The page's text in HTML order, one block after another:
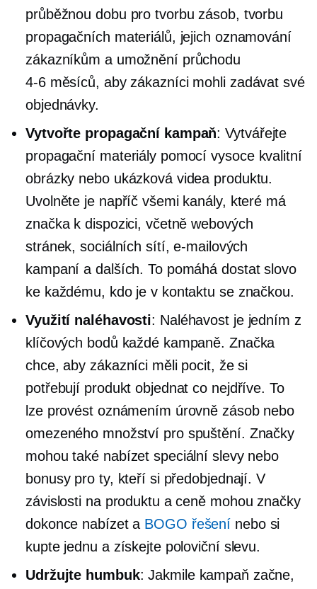
průběžnou dobu pro tvorbu zásob, tvorbu
propagačních materiálů, jejich oznamování
zákazníkům a umožnění průchodu
4-6měsíců, aby zákazníci mohli zadávat své
objednávky.
Vytvořte propagační kampaň: Vytvářejte
propagační materiály pomocívysoce kvalitní
obrázky nebo ukázková videa produktu.
Uvolněte je napříč všemi kanály, které má
značka k dispozici, včetně webových
stránek, sociálních sítí, e-mailových
kampaní a dalších. To pomáhá dostat slovo
ke každému, kdo je v kontaktu se značkou.
Využití naléhavosti: Naléhavost je jedním z
klíčových bodů každé kampaně. Značka
chce, aby zákazníci měli pocit, že si
potřebují produkt objednat co nejdříve. To
lze provést oznámením úrovně zásob nebo
omezeného množství pro spuštění. Značky
mohou také nabízet speciální slevy nebo
bonusy pro ty, kteří si předobjednají. V
závislosti na produktu a ceně mohou značky
dokonce nabízet a BOGO řešení nebo si
kupte jednu a získejte poloviční slevu.
Udržujte humbuk: Jakmile kampaň začne,